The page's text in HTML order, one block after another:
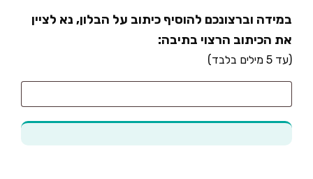
במידה וברצונכם להוסיף כיתוב על הבלון, נא לציין
את הכיתוב הרצוי בתיבה:
(עד 5 מילים בלבד)